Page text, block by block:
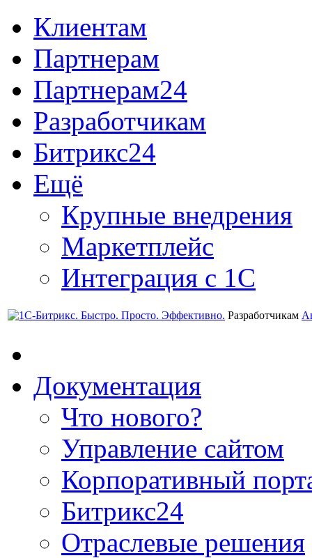
Клиентам
Партнерам
Партнерам24
Разработчикам
Битрикс24
Ещё
Крупные внедрения
Маркетплейс
Интеграция с 1С
Разработчикам
Документация
Что нового?
Управление сайтом
Корпоративный
Битрикс24
Отраслевые решения